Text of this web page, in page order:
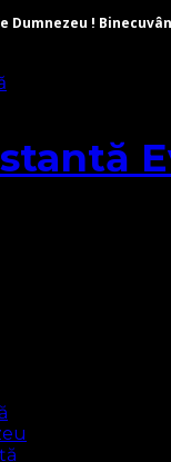
Dumnezeu !